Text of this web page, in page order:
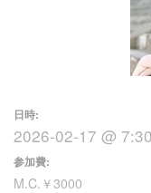
日時:
2026-02-17 @
参加費:
M.C.￥3000